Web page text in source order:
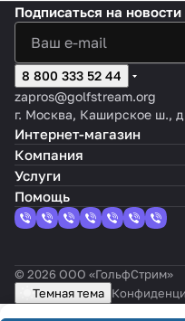
Подписаться на
8 800 333 52 44
zapros@golfstream.org
г. Москва, Каширское ш.,
Интернет-магазин
Компания
Услуги
Помощь
© 2026 ООО «ГольфСтрим»
Темная тема